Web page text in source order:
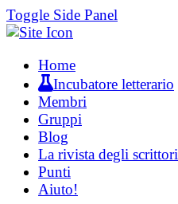
Toggle Side Panel
Home
Incubatore letterario
Membri
Gruppi
Blog
La rivista degli scrittori
Punti
Aiuto!